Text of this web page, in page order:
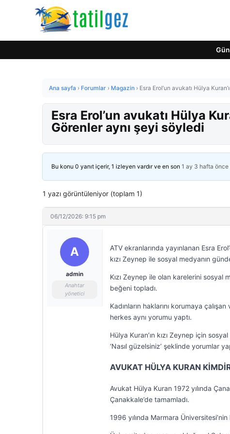
Ana sayfa › Forumlar › Magazin › Esra Erol’un avukatı Hülya
Esra Erol’un avukatı Hülya
Görenler aynı şeyi söyledi
Bu konu 0 yanıt içerir, 1 izleyen vardır ve en son 1 ay 3 hafta önce
1 yazı görüntüleniyor (toplam 1)
06/12/2026: 9:15 pm
A
admin
Anahtar
yönetici
ATV ekranlarında yayınlanan Esra
kızı Zeynep ile sosyal medyanın
Kızı Zeynep ile olan karelerini
beğeni topladı.
Kadınların haklarını korumaya
herkes aynı yorumu yaptı.
Hülya Kuran’ın kızı Zeynep için sosyal
‘Nasıl güzelsiniz’ şeklinde yorumlar
AVUKAT HÜLYA KURAN
Avukat Hülya Kuran 1972 yılında
Çanakkale’de tamamladı.
1996 yılında Marmara